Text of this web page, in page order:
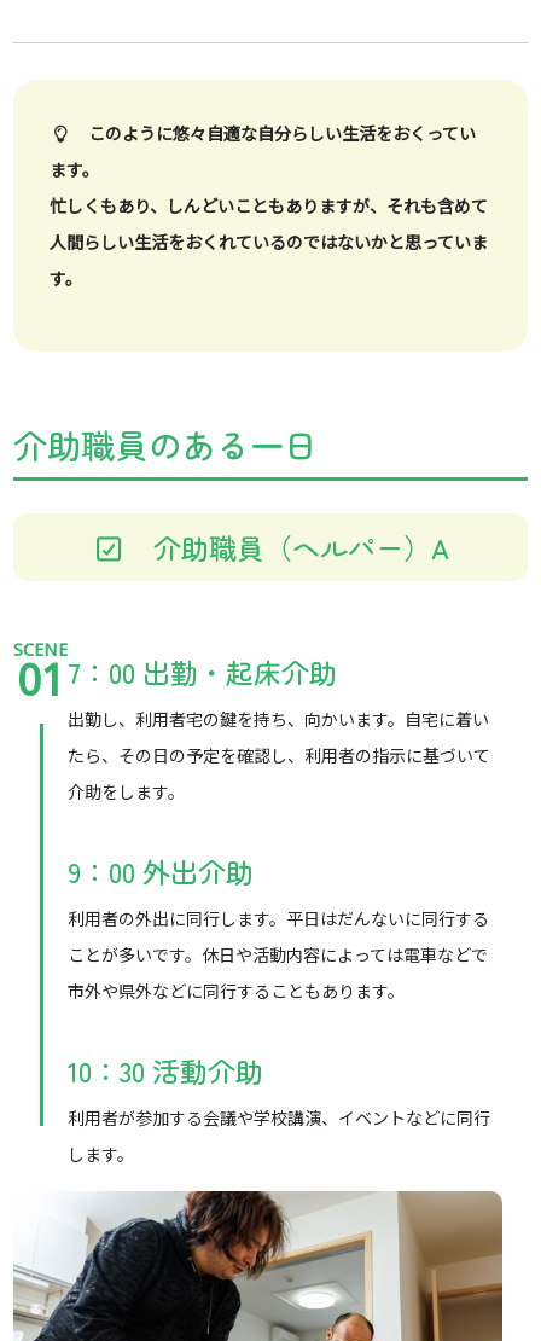
このように悠々自適な自分らしい生活をおくってい
ます。
忙しくもあり、しんどいこともありますが、それも含めて
人間らしい生活をおくれているのではないかと思っていま
す。
介助職員のある一日
介助職員（ヘルパー）A
SCENE
01 7：00 出勤・起床介助
出勤し、利用者宅の鍵を持ち、向かいます。自宅に着い
たら、その日の予定を確認し、利用者の指示に基づいて
介助をします。
9：00 外出介助
利用者の外出に同行します。平日はだんないに同行する
ことが多いです。休日や活動内容によっては電車などで
市外や県外などに同行することもあります。
10：30 活動介助
利用者が参加する会議や学校講演、イベントなどに同行
します。